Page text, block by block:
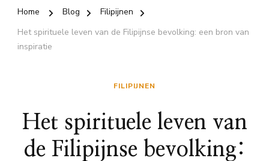
Home Blog
Filipijnen
Het spirituele leven van de Filipijnse bevolking: een bron van
inspiratie
FILIPIJNEN
Het spirituele leven van
de Filipijnse bevolking: